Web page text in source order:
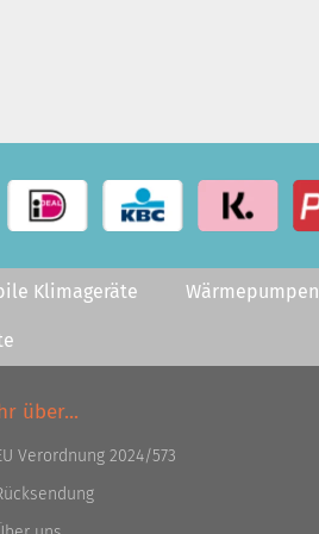
Klimageräte Wärmepumpen
über...
Verordnung 2024/573